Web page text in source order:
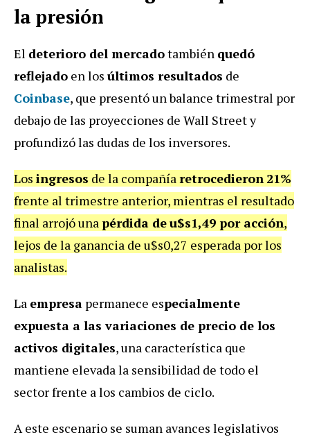
la presión
El deterioro del mercadotambién quedó
reflejado en los últimos resultados de
Coinbase, que presentó un balance trimestral por
debajo de las proyecciones de Wall Street y
profundizó las dudas de los inversores.
Los ingresos de la compañíaretrocedieron 21%
frente al trimestre anterior, mientras el resultado
final arrojó unapérdida deu$s1,49 por acción,
lejos de la ganancia de u$s0,27 esperada por los
analistas.
La empresa permanece especialmente
expuesta a las variaciones de precio de los
activos digitales, una característica que
mantiene elevada la sensibilidad de todo el
sector frente a los cambios de ciclo.
A este escenario se suman avances legislativos